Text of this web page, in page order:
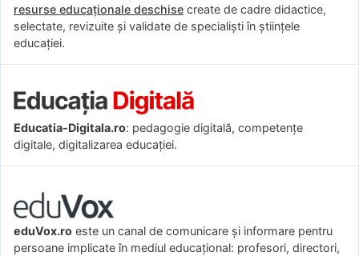
resurse educaționale deschise create de cadre didactice,
selectate, revizuite și validate de specialiști în științele
educației.
Educatia-Digitala.ro: pedagogie digitală, competențe
digitale, digitalizarea educației.
eduVox.ro este un canal de comunicare și informare pentru
persoane implicate în mediul educațional: profesori, directori,